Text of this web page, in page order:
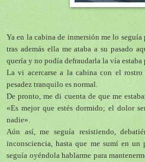
Ya en la cabina de inmersión me lo
tras además ella me ataba a su pasado
quería y no podía defraudarla la vía estaba
La vi acercarse a la cabina con el rostro
pesadez tranquilo es normal.
De pronto, me di cuenta de que me
«Es mejor que estés dormido; el dolor
nadie».
Aún así, me seguía resistiendo,
inconsciencia, hasta que me sumí en un
seguía oyéndola hablarme para